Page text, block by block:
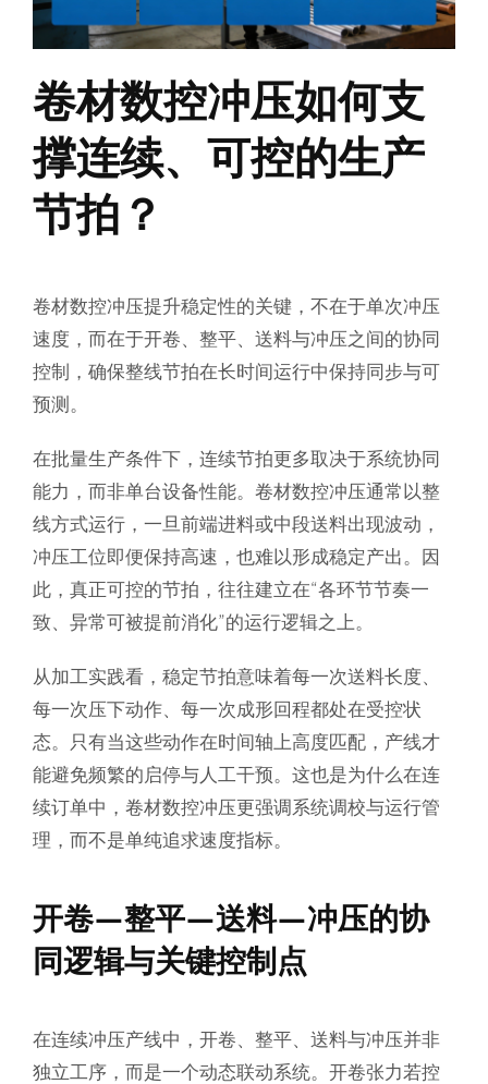
卷材数控冲压如何支
撑连续、可控的生产
节拍？
卷材数控冲压提升稳定性的关键，不在于单次冲压
速度，而在于开卷、整平、送料与冲压之间的协同
控制，确保整线节拍在长时间运行中保持同步与可
预测。
在批量生产条件下，连续节拍更多取决于系统协同
能力，而非单台设备性能。卷材数控冲压通常以整
线方式运行，一旦前端进料或中段送料出现波动，
冲压工位即便保持高速，也难以形成稳定产出。因
此，真正可控的节拍，往往建立在“各环节节奏一
致、异常可被提前消化”的运行逻辑之上。
从加工实践看，稳定节拍意味着每一次送料长度、
每一次压下动作、每一次成形回程都处在受控状
态。只有当这些动作在时间轴上高度匹配，产线才
能避免频繁的启停与人工干预。这也是为什么在连
续订单中，卷材数控冲压更强调系统调校与运行管
理，而不是单纯追求速度指标。
开卷—整平—送料—冲压的协
同逻辑与关键控制点
在连续冲压产线中，开卷、整平、送料与冲压并非
独立工序，而是一个动态联动系统。开卷张力若控